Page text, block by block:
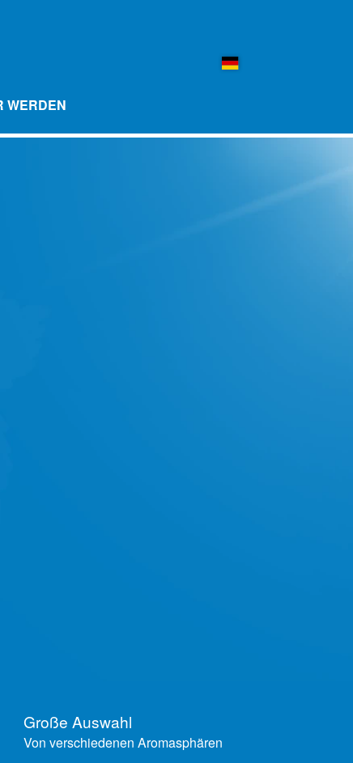
WERDEN
Große Auswahl
Von verschiedenen Aromasphären